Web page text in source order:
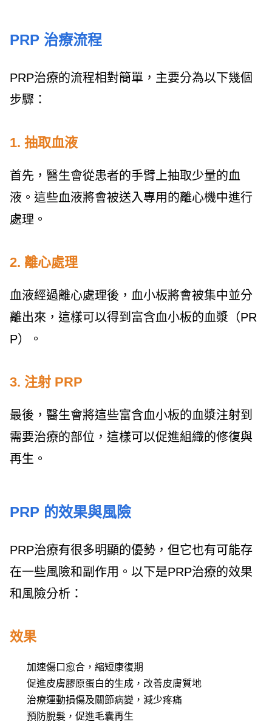
PRP 治療流程
PRP治療的流程相對簡單，主要分為以下幾個
步驟：
1. 抽取血液
首先，醫生會從患者的手臂上抽取少量的血
液。這些血液將會被送入專用的離心機中進行
處理。
2. 離心處理
血液經過離心處理後，血小板將會被集中並分
離出來，這樣可以得到富含血小板的血漿（PR
P）。
3. 注射 PRP
最後，醫生會將這些富含血小板的血漿注射到
需要治療的部位，這樣可以促進組織的修復與
再生。
PRP 的效果與風險
PRP治療有很多明顯的優勢，但它也有可能存
在一些風險和副作用。以下是PRP治療的效果
和風險分析：
效果
加速傷口愈合，縮短康復期
促進皮膚膠原蛋白的生成，改善皮膚質地
治療運動損傷及關節病變，減少疼痛
預防脫髮，促進毛囊再生